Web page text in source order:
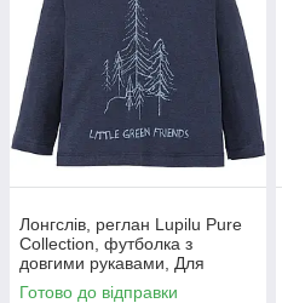
Лонгслів, реглан Lupilu Pure
Collection, футболка з
довгими рукавами, Для
хлопчиків, синій
Готово до відправки